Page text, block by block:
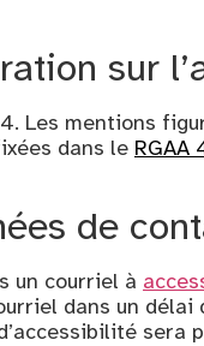
sur
. Les mentions
dans le RGAA
de
un courriel à
dans un